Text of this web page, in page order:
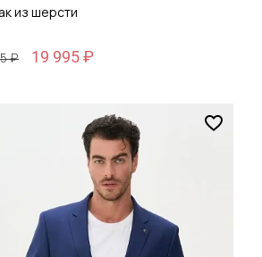
из шерсти
₽ 19 995 ₽
Добавить в корзину